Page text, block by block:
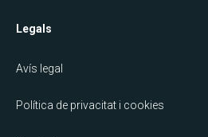
Legals
Avís legal
Política de privacitat i cookies